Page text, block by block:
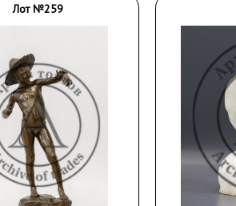
Лот №259